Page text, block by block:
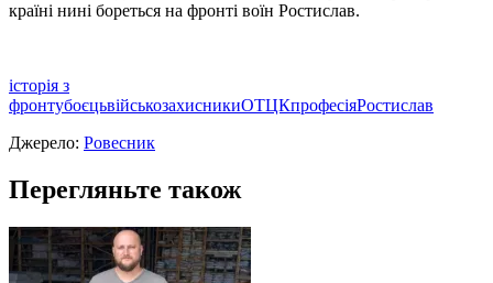
країні нині бореться на фронті воїн Ростислав.
історія з
фронтубоєцьвійськозахисникиОТЦКпрофесіяРостислав
Джерело: Ровесник
Перегляньте також